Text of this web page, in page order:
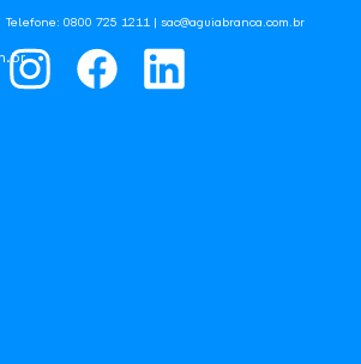
Telefone: 0800 725 1211 | sac@aguiabranca.com.br